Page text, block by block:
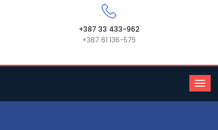
+387 33 433-962
+387 61 136-575